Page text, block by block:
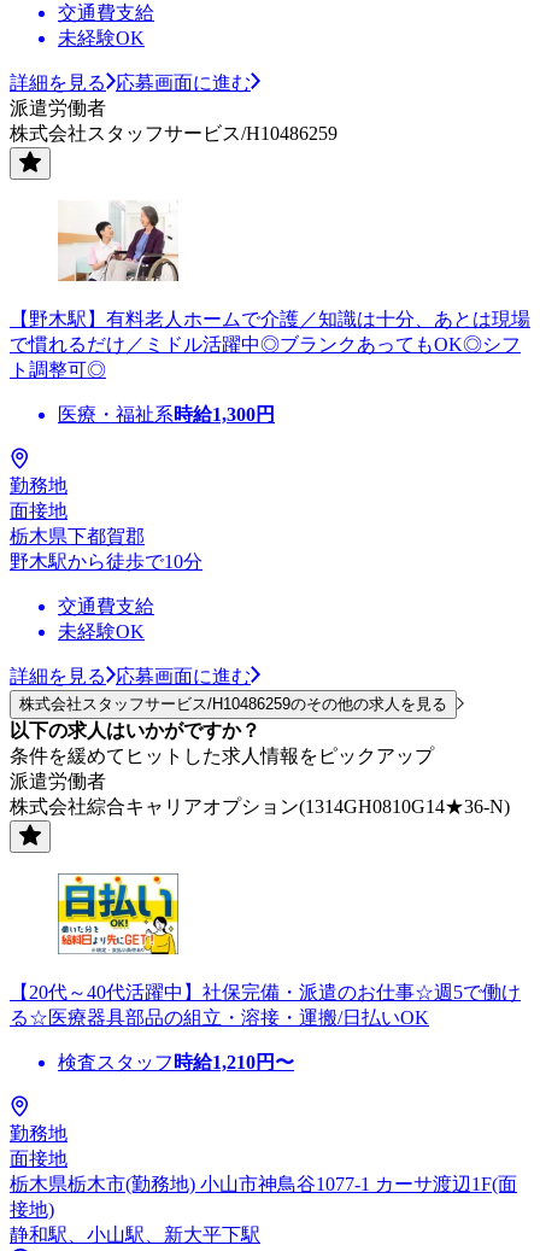
交通費支給
未経験OK
詳細を見る
応募画面に進む
派遣労働者
株式会社スタッフサービス/H10486259
【野木駅】有料老人ホームで介護／知識は十分、あとは現場
で慣れるだけ／ミドル活躍中◎ブランクあってもOK◎シフ
ト調整可◎
医療・福祉系時給1,300円
勤務地
面接地
栃木県下都賀郡
野木駅から徒歩で10分
交通費支給
未経験OK
詳細を見る 応募画面に進む
株式会社スタッフサービス/H10486259のその他の求人を見る
以下の求人はいかがですか？
条件を緩めてヒットした求人情報をピックアップ
派遣労働者
株式会社綜合キャリアオプション(1314GH0810G14★36-N)
【20代～40代活躍中】社保完備・派遣のお仕事☆週5で働け
る☆医療器具部品の組立・溶接・運搬/日払いOK
検査スタッフ 時給1,210円〜
勤務地
面接地
栃木県栃木市(勤務地) 小山市神鳥谷1077-1 カーサ渡辺1F(面
接地)
静和駅、小山駅、新大平下駅